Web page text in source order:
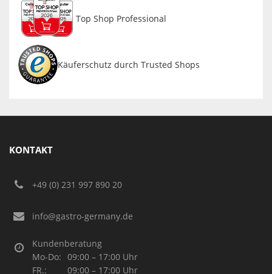
Top Shop Professional
Käuferschutz durch Trusted Shops
KONTAKT
+49 (0) 231 997 890 20
info@gastro-germany.de
Kundenberatung
Mo-Do: 09:00 – 17:00 Uhr
FR.:
09:00 – 17:00 Uhr